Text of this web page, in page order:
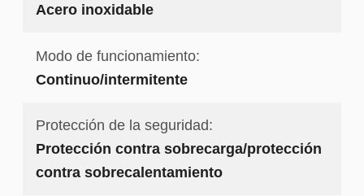
Acero inoxidable
Modo de funcionamiento:
Continuo/intermitente
Protección de la seguridad:
Protección contra sobrecarga/protección
contra sobrecalentamiento